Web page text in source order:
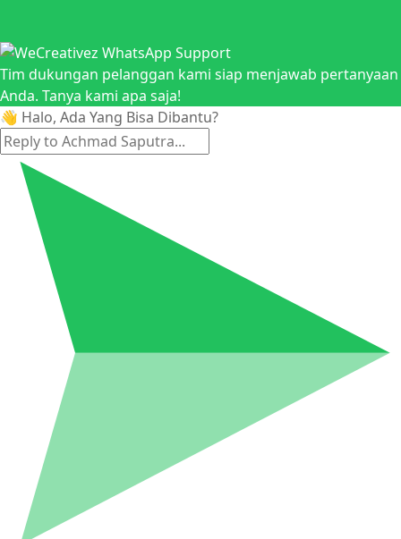
Tim dukungan pelanggan kami siap menjawab pertanyaan
Anda. Tanya kami apa saja!
👋 Halo, Ada Yang Bisa Dibantu?